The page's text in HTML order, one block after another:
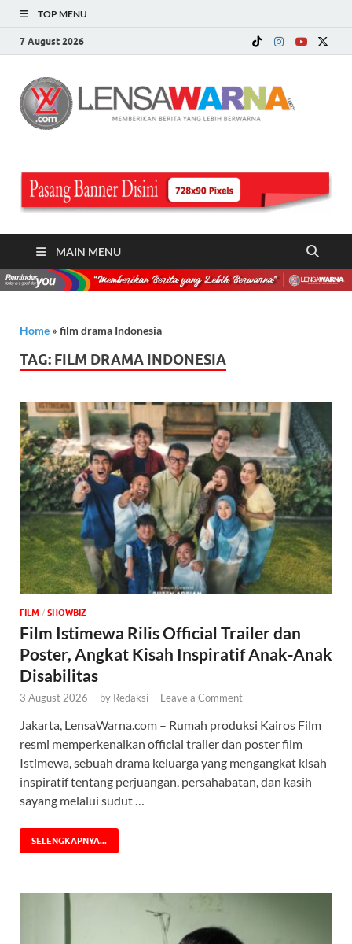
TOP MENU
7 August 2026
MAIN MENU
Home » film drama Indonesia
TAG: FILM DRAMA INDONESIA
FILM / ‎SHOWBIZ
Film Istimewa Rilis Official Trailer dan
Poster, Angkat Kisah Inspiratif Anak-Anak
Disabilitas
3 August 2026 - by Redaksi - Leave a Comment
Jakarta, LensaWarna.com – Rumah produksi Kairos Film
resmi memperkenalkan official trailer dan poster film
Istimewa, sebuah drama keluarga yang mengangkat kisah
inspiratif tentang perjuangan, persahabatan, dan kasih
sayang melalui sudut …
SELENGKAPNYA...